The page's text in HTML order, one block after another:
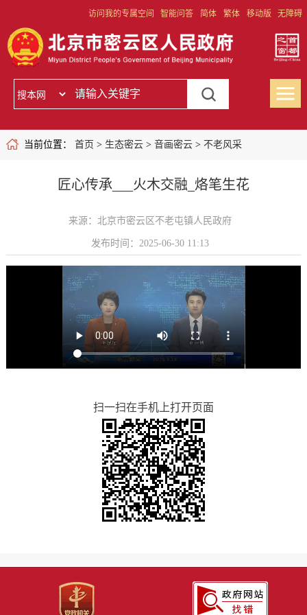
访问我的专属空间 智能问答 简体 繁体 移动版 无障碍
当前位置： 首页 > 生态密云> 音画密云> 不老风采
匠心传承___火木交融_烙笔生花
来源：北京市密云区不老屯镇人民政府
发布时间：2025-06-30 11:13
扫一扫在手机上打开页面